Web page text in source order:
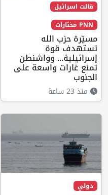
قالت اسرائيل
PNN مختارات
مسيّرة حزب الله
تستهدف قوة
إسرائيلية... وواشنطن
تمنع غارات واسعة على
الجنوب
منذ 23 ساعة
دولي